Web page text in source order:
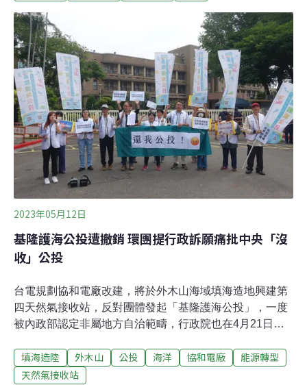
對於突發狀況感到遺憾。民間彙整環說書錯誤資訊 籲環委
審慎評估四接東移協和電廠推動「以氣換油」，規劃拆除
四部燃油機組，新建兩部天然氣機組，並因此填海造陸，
興建兩座液化天然氣儲槽及相關設施。台電以「四接東
移」方案（又稱3.0方案）進入第五次環評初審，填海造陸
面積縮減22%、填地位置東移。民間團體「守護外木山行
動小組」針對開發案提起基隆護海公投，領銜人王醒之指
出，公民團體已整理出一份「攻略秘笈」，針對環評書件
的錯誤及事實扭曲，交給環委審慎評估。基隆市野
2023年05月12日
基隆護海公投遭撤銷 環團提行政訴願痛批中央「沒
收」公投
台電規劃協和電廠改建，將於外木山海域填海造地興建第
四天然氣接收站，反對團體發起「基隆護海公投」，一度
被內政部認定非屬地方自治範疇，行政院也在4月21日撤
（12日）提出行政訴願，痛批中央「沒收」公投，強調將
抗爭到底。環團反駁無涉及違法事項 要中央「還我公投」
填海造陸 外木山 公投 海洋 協和電廠
能源轉型
天然氣接收站